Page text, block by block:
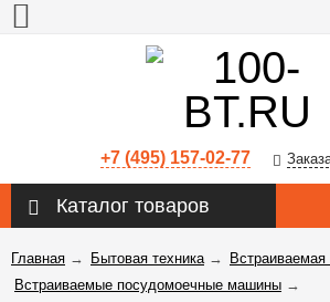
+7 (495) 157-02-77
Каталог товаров
Главная → Бытовая техника→ Встраиваемая
Встраиваемые посудомоечные машины →